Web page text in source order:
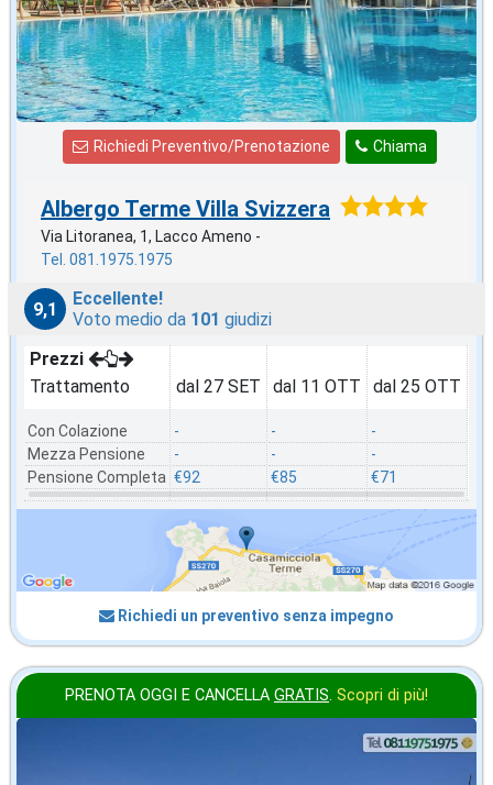
Chiama
Richiedi Preventivo/Prenotazione
Albergo Terme Villa Svizzera
Via Litoranea, 1, Lacco Ameno -
Tel. 081.1975.1975
9,1
Eccellente!
Voto medio da 101 giudizi
Prezzi
Trattamento
Con Colazione
Mezza Pensione
Pensione Completa
dal 27 SET
-
-
€92
dal 11 OTT
-
-
€85
dal 25 OTT
-
-
€71
Richiedi un preventivo senza impegno
PRENOTA OGGI E CANCELLA GRATIS. Scopri di più!